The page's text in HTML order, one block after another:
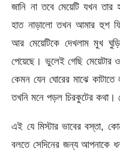
জানি না তবে মেয়েটি যখন তার
হাত নাড়ালো তখন আমার হুশ
আর মেয়েটিকে দেখলাম মুখ
পেয়েছে। ভুলেই গেছি
কেমন যেন ঘোরের মাঝে কাটাতে
তখনি মনে পড়ল চিরকুটের কথা।
এই যে মিস্টার ভাবের বস্তা,
বলতে সেদিনের জন্য আপনাকে